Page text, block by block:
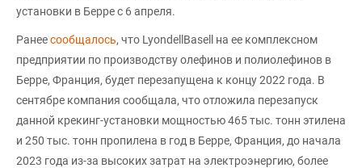
установки в Берре с 6 апреля.
Ранеесообщалось, что LyondellBasell на ее комплексном
предприятии по производству олефинов и полиолефинов в
Берре, Франция, будет перезапущена к концу 2022 года. В
сентябре компания сообщала, что отложила перезапуск
данной крекинг-установки мощностью 465 тыс. тонн этилена
и 250 тыс. тонн пропилена в год в Берре, Франция, до начала
2023 года из-за высоких затрат на электроэнергию, более